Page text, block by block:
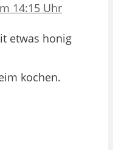
14:15 Uhr
etwas honig
kochen.